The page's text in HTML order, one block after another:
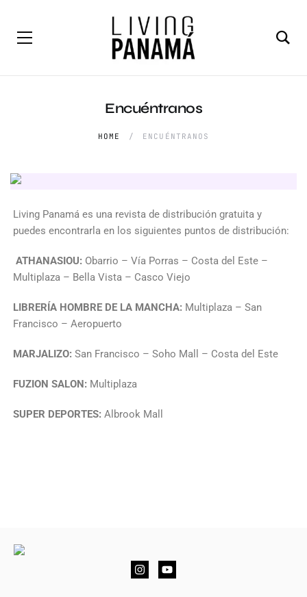
Encuéntranos
HOME ENCUÉNTRANOS
Living Panamá es una revista de distribución gratuita y
puedes encontrarla en los siguientes puntos de distribución:
ATHANASIOU: Obarrio – Vía Porras – Costa del Este –
Multiplaza – Bella Vista – Casco Viejo
LIBRERÍA HOMBRE DE LA MANCHA: Multiplaza – San
Francisco – Aeropuerto
MARJALIZO: San Francisco – Soho Mall – Costa del Este
FUZION SALON: Multiplaza
SUPER DEPORTES: Albrook Mall